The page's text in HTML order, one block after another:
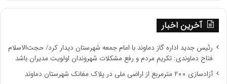
آخرین اخبار
رئیس جدید اداره گاز دماوند با امام جمعه شهرستان دیدار کرد/ حجت‌الاسلام
فتاح دماوندی: تکریم مردم و رفع مشکلات شهروندان اولویت مدیران باشد
آزادسازی ۲۰۰ مترمربع از اراضی ملی در پلاک مغانک شهرستان دماوند